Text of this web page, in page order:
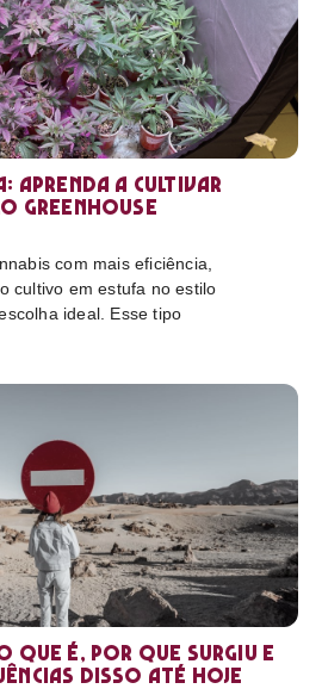
aprenda a cultivar
greenhouse
com mais eficiência,
cultivo em estufa no estilo
ideal. Esse tipo
que é, por que surgiu e
disso até hoje